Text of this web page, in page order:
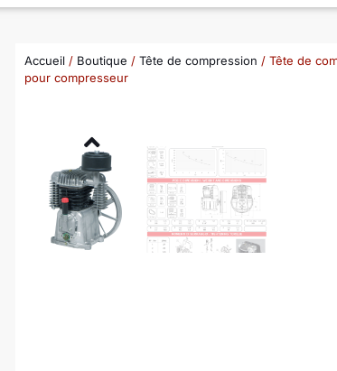
Accueil / Boutique /Tête de compression / Tête de
pour compresseur